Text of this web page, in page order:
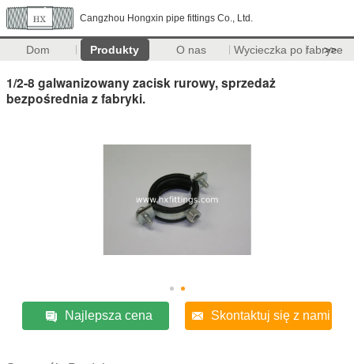
Cangzhou Hongxin pipe fittings Co., Ltd.
Dom Produkty O nas Wycieczka po fabryce
>>
1/2-8 galwanizowany zacisk rurowy, sprzedaż
bezpośrednia z fabryki.
Najlepsza cena Skontaktuj się z nami